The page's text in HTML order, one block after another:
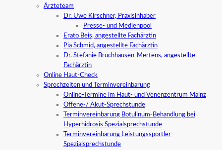
Ärzteteam
Dr. Uwe Kirschner, Praxisinhaber
Presse- und Medienpool
Erato Beis, angestellte Fachärztin
Pia Schmid, angestellte Fachärztin
Dr. Stefanie Bruchhausen-Mertens, angestellte
Fachärztin
Online Haut-Check
Sprechzeiten und Terminvereinbarung
Online-Termine im Haut- und Venenzentrum Mainz
Offene-/ Akut-Sprechstunde
Terminvereinbarung Botulinum-Behandlung bei
Hyperhidrosis Spezialsprechstunde
Terminvereinbarung Leistungssportler
Spezialsprechstunde